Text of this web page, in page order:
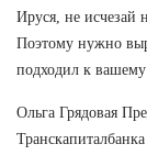
Ируся, не исчезай
Поэтому нужно
подходил к
Ольга Грядовая